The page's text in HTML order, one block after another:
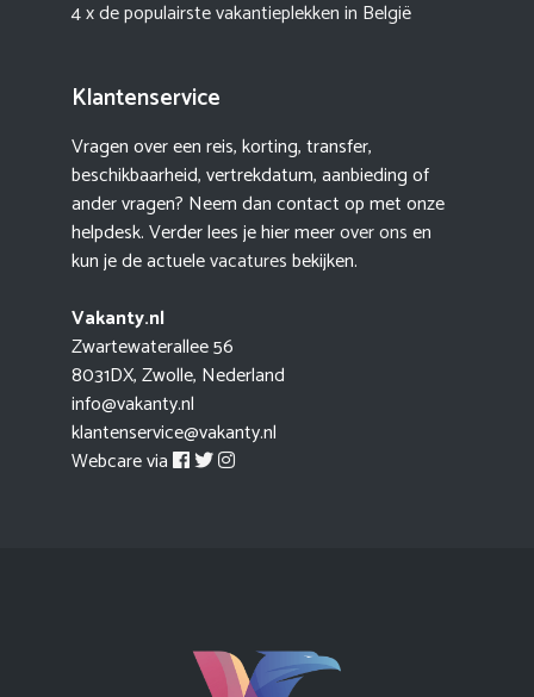
4 x de populairste vakantieplekken in België
Klantenservice
Vragen over een reis, korting, transfer,
beschikbaarheid, vertrekdatum, aanbieding of
ander vragen? Neem dan contact op met onze
helpdesk. Verder lees je hier meerover onsen
kun je de actuelevacaturesbekijken.
Vakanty.nl
Zwartewaterallee 56
8031DX, Zwolle, Nederland
info@vakanty.nl
klantenservice@vakanty.nl
Webcare via